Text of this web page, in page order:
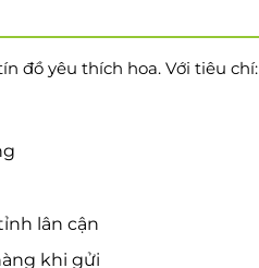
đồ yêu thích hoa. Với tiêu chí:
lân cận
khi gửi